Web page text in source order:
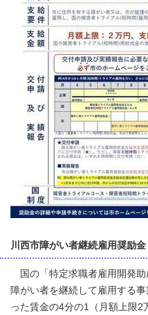
川西市障がい者継続雇用奨励金
国の「特定求職者雇用開発助
障がい者を継続して雇用する
った賃金の4分の1（月額上限2